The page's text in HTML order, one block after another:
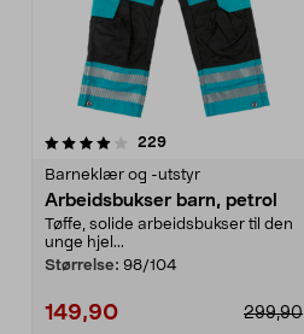
229anmeldelser
Barneklær og -utstyr
Arbeidsbukser barn, petrol
Tøffe, solide arbeidsbukser til den
unge hjel...
Størrelse: 98/104
149,90 299,90
4.0 av 5 stjerner